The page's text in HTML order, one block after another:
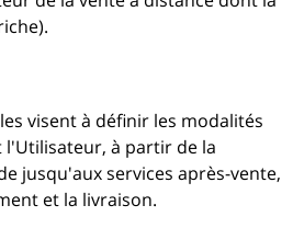
visent à définir les modalités
l'Utilisateur, à partir de la
jusqu'aux services après-vente,
et la livraison.